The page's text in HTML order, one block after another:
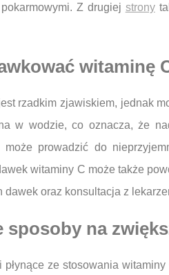
Z drugiej strony
witaminę
rzadkim zjawiskiem, jednak
w wodzie, co oznacza, że
prowadzić do
witaminy C może także
dawek oraz konsultacja z
sposoby na
ze stosowania